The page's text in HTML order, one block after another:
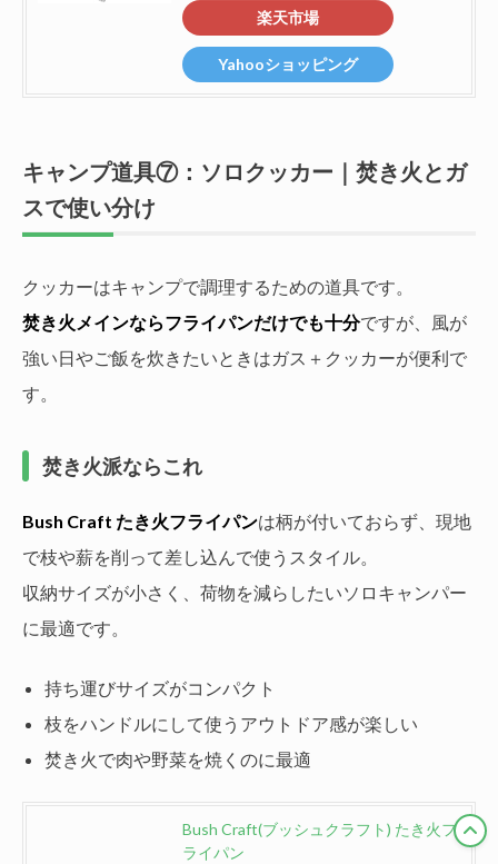
楽天市場
Yahooショッピング
キャンプ道具⑦：ソロクッカー｜焚き火とガ
スで使い分け
クッカーはキャンプで調理するための道具です。
焚き火メインならフライパンだけでも十分ですが、風が
強い日やご飯を炊きたいときはガス＋クッカーが便利で
す。
焚き火派ならこれ
Bush Craft たき火フライパンは柄が付いておらず、現地
で枝や薪を削って差し込んで使うスタイル。
収納サイズが小さく、荷物を減らしたいソロキャンパー
に最適です。
持ち運びサイズがコンパクト
枝をハンドルにして使うアウトドア感が楽しい
焚き火で肉や野菜を焼くのに最適
Bush Craft(ブッシュクラフト) たき火フ
ライパン